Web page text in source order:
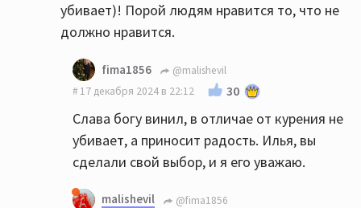
убивает)! Порой людям нравится то, что не
должно нравится.
fima1856
@malishevil
17 декабря 2024 в 22:12
30
Слава богу винил, в отличае от курения не
убивает, а приносит радость. Илья, вы
сделали свой выбор, и я его уважаю.
malishevil
@fima1856